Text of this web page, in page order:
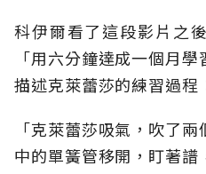
科伊爾看了這段影片之
「用六分鐘達成一個月
描述克萊蕾莎的練習過程
「克萊蕾莎吸氣，吹了
中的單簧管移開，盯著